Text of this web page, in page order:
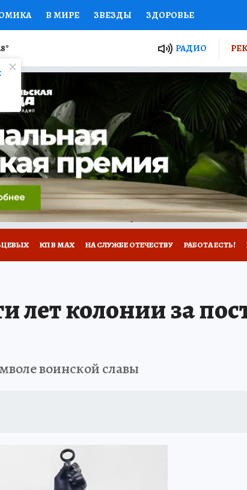
В МИРЕ ЗВЕЗДЫ ЗДОРОВЬЕ
НАЦИОНАЛЬНЫЕ ПРОЕКТЫ РОССИИ
СЕМЬЯ ЖЕНСКИЕ СЕКРЕТЫ ПУТЕВОДИТЕЛЬ
СПЕЦПРОЕКТЫ ДЕФИЦИТ ЖЕЛЕЗА ТУРИЗМ
РАБОТА У НАС ГИД ПОТРЕБИТЕЛЯ ВСЕ
° РАДИО
КП В МАХ НА СЛУЖБЕ ОТЕЧЕСТВУ РАБОТА ЕСТЬ!
лет колонии за
воинской славы